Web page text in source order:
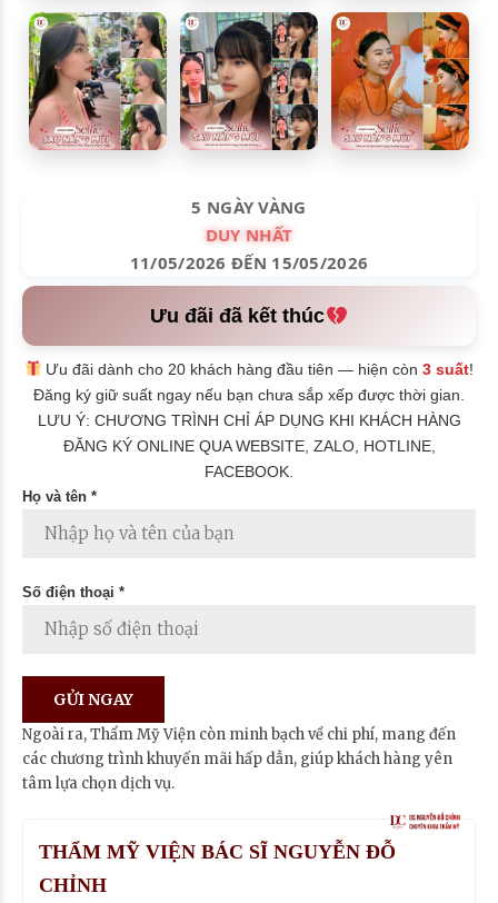
5 NGÀY VÀNG
DUY NHẤT
11/05/2026 ĐẾN 15/05/2026
Ưu đãi đã kết thúc
Ưu đãi dành cho 20 khách hàng đầu tiên — hiện còn3 suất!
Đăng ký giữ suất ngay nếu bạn chưa sắp xếp được thời gian.
LƯU Ý: CHƯƠNG TRÌNH CHỈ ÁP DỤNG KHI KHÁCH HÀNG
ĐĂNG KÝ ONLINE QUA WEBSITE, ZALO, HOTLINE,
FACEBOOK.
Họ và tên *
Số điện thoại *
Ngoài ra, Thẩm Mỹ Viện còn minh bạch về chi phí, mang đến
các chương trình khuyến mãi hấp dẫn, giúp khách hàng yên
tâm lựa chọn dịch vụ.
THẨM MỸ VIỆN BÁC SĨ NGUYỄN ĐỖ
CHỈNH